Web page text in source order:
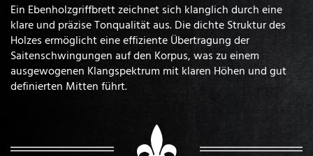
Ein Ebenholzgriffbrett zeichnet sich klanglich durch eine
klare und präzise Tonqualität aus. Die dichte Struktur des
Holzes ermöglicht eine effiziente Übertragung der
Saitenschwingungen auf den Korpus, was zu einem
ausgewogenen Klangspektrum mit klaren Höhen und gut
definierten Mitten führt.